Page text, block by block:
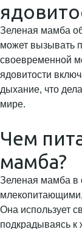
Зеленая мамба
может вызывать
своевременной
ядовитости
дыхание, что
мире.
Чем
мамба?
Зеленая мамба в
млекопитающими,
Она использует
подкрадываясь к